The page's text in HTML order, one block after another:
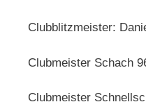
Clubblitzmeister:
Clubmeister Schach
Clubmeister